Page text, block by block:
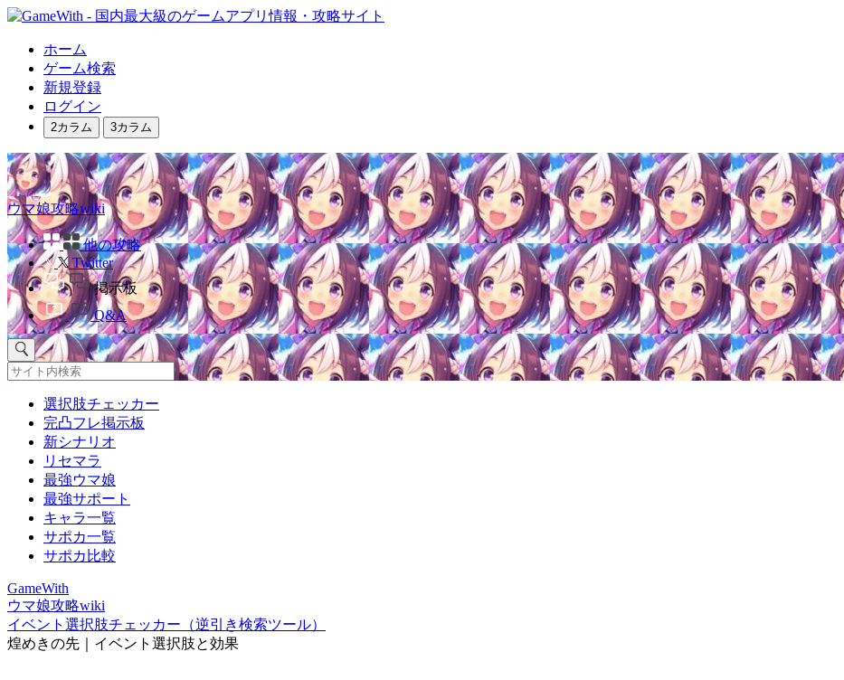
ホーム
ゲーム検索
新規登録
ログイン
2カラム 3カラム
ウマ娘攻略wiki
他の攻略
Twitter
掲示板
Q&A
選択肢チェッカー
完凸フレ掲示板
新シナリオ
リセマラ
最強ウマ娘
最強サポート
キャラ一覧
サポカ一覧
サポカ比較
GameWith
ウマ娘攻略wiki
イベント選択肢チェッカー（逆引き検索ツール）
煌めきの先｜イベント選択肢と効果